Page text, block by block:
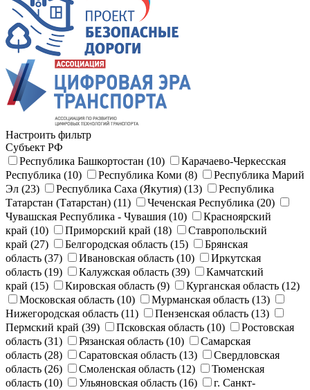
Настроить фильтр
Субъект РФ
Республика Башкортостан (10)
Карачаево-Черкесская
Республика (10)
Республика Коми (8)
Республика Марий
Эл (23)
Республика Саха (Якутия) (13)
Республика
Татарстан (Татарстан) (11)
Чеченская Республика (20)
Чувашская Республика - Чувашия (10)
Красноярский
край (10)
Приморский край (18)
Ставропольский
край (27)
Белгородская область (15)
Брянская
область (37)
Ивановская область (10)
Иркутская
область (19)
Калужская область (39)
Камчатский
край (15)
Кировская область (9)
Курганская область (12)
Московская область (10)
Мурманская область (13)
Нижегородская область (11)
Пензенская область (13)
Пермский край (39)
Псковская область (10)
Ростовская
область (31)
Рязанская область (10)
Самарская
область (28)
Саратовская область (13)
Свердловская
область (26)
Смоленская область (12)
Тюменская
область (10)
Ульяновская область (16)
г. Санкт-